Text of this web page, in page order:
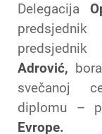
Delegacija
predsjednik
predsjednik
Adrović,
svečanoj
diplomu –
Evrope.